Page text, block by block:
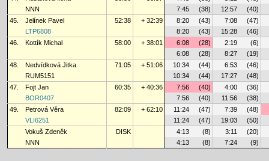
NNN
7:45 (38) 12:57
(40)
45.
Jelínek Pavel 52:38 + 32:39 8:20 (43) 7:08
(47)
LTP6808
8:20 (43) 15:28
(46)
46.
Kottík Michal 58:00 + 38:01 6:08 (28) 2:19
(6)
6:08
(28) 8:27
(19)
48.
Nedvídková Jitka 71:05 + 51:06 10:34 (44) 6:53
(46)
RUM5151
10:34 (44) 17:27
(48)
47.
Fojt Jan 60:35 + 40:36 7:56 (40) 4:00
(36)
BOR0407
7:56 (40) 11:56
(38)
49.
Petrová Věra 82:09 + 62:10 11:24 (47) 7:39
(48)
VLI6251
11:24 (47) 19:03
(50)
Vokuš Zdeněk
DISK 4:13 (8) 3:11
(20)
NNN
4:13 (8) 7:24 (9)